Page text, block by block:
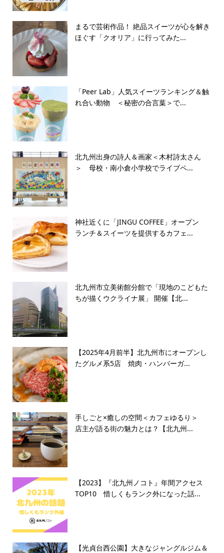
まるで芸術作品！ 絶品スイーツが心を解き
ほぐす「クオリア」に行ってみた...
「Peer Lab」人気スイーツランキング＆触
れ合い動物 ＜秘密の合言葉＞で...
北九州出身の詩人＆画家＜木村詩太さん
＞ 母校・南小倉小学校でライブペ...
神社近くに「JINGU COFFEE」オープン
ランチ＆スイーツを提供するカフェ...
北九州市立美術館分館で「現地のこどもた
ちが描くウクライナ展」 開催【北...
【2025年4月前半】北九州市にオープンし
たグルメ系5店 焼肉・ハンバーガ...
手しごと×癒しの空間＜カフェゆるり＞
店主が語る街の魅力とは？【北九州...
【2023】『北九州ノコト』年間アクセス
TOP10 惜しくもランク外になった話...
【光貞台西公園】大きなジャングルジム＆